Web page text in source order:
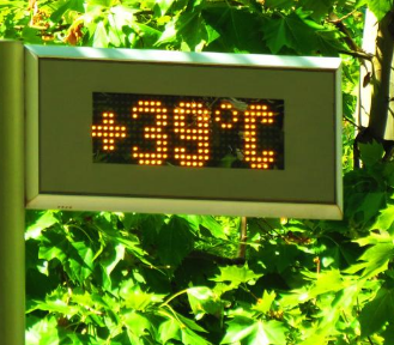
Légionellose en Suisse :
quelle est l’origine de la
Allergies alimentaires :
une nouvelle arme contre